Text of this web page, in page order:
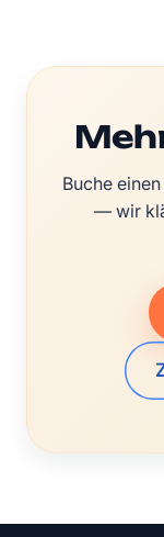
Buche
— wir